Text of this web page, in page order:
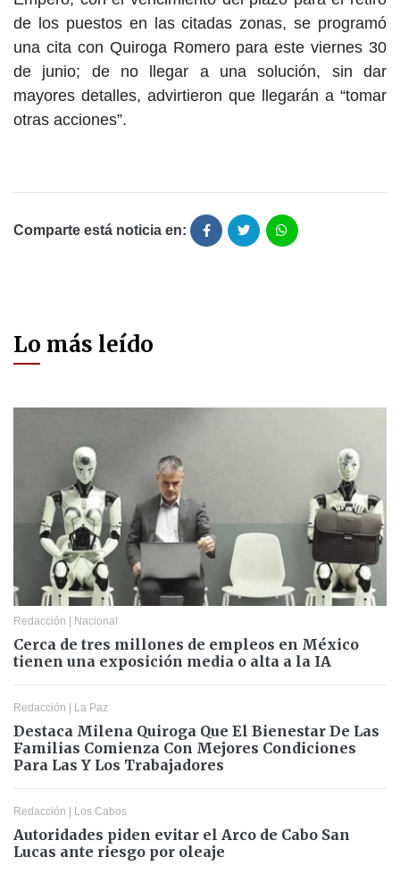
de los puestos en las citadas zonas, se programó
una cita con Quiroga Romero para este viernes 30
de junio; de no llegar a una solución, sin dar
mayores detalles, advirtieron que llegarán a “tomar
otras acciones”.
Comparte está noticia en:
Lo más leído
Redacción | Nacional
Cerca de tres millones de empleos en México
tienen una exposición media o alta a la IA
Redacción | La Paz
Destaca Milena Quiroga Que El Bienestar De Las
Familias Comienza Con Mejores Condiciones
Para Las Y Los Trabajadores
Redacción | Los Cabos
Autoridades piden evitar el Arco de Cabo San
Lucas ante riesgo por oleaje